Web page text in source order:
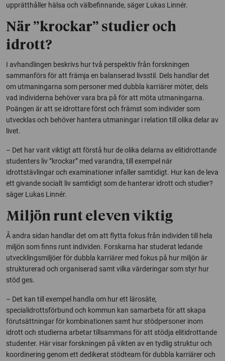
upprätthåller hälsa och välbefinnande, säger Lukas Linnér.
När ”krockar” studier och
idrott?
I avhandlingen beskrivs hur två perspektiv från forskningen
sammanförs för att främja en balanserad livsstil. Dels handlar det
om utmaningarna som personer med dubbla karriärer möter, dels
vad individerna behöver vara bra på för att möta utmaningarna.
Poängen är att se idrottare först och främst som individer som
utvecklas och behöver hantera utmaningar i relation till olika delar av
livet.
– Det har varit viktigt att förstå hur de olika delarna av elitidrottande
studenters liv ”krockar” med varandra, till exempel när
idrottstävlingar och examinationer infaller samtidigt. Hur kan de leva
ett givande socialt liv samtidigt som de hanterar idrott och studier?
säger Lukas Linnér.
Miljön runt eleven viktig
Å andra sidan handlar det om att flytta fokus från individen till hela
miljön som finns runt individen. Forskarna har studerat ledande
utvecklingsmiljöer för dubbla karriärer med fokus på hur miljön är
strukturerad och organiserad samt vilka värderingar som styr hur
stöd ges.
– Det kan till exempel handla om hur ett lärosäte,
specialidrottsförbund och kommun kan samarbeta för att skapa
förutsättningar för kombinationen samt hur stödpersoner inom
idrott och studierna arbetar tillsammans för att stödja elitidrottande
studenter. Här visar forskningen på vikten av en tydlig struktur och
koordinering genom ett dedikerat stödteam för dubbla karriärer och